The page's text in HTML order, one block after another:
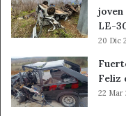
Otro de los hitos
recursos humanos ha
ofertas de empleo
del porcentaje de
Universidades e
joven
LE-
20 Dic
Feliz
22 Mar